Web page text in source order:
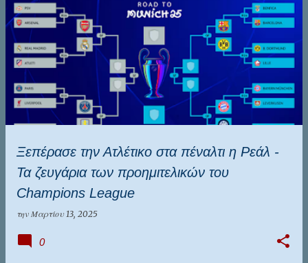
Ξεπέρασε την Ατλέτικο στα πέναλτι η Ρεάλ -
Τα ζευγάρια των προημιτελικών του
Champions League
την Μαρτίου 13, 2025
0